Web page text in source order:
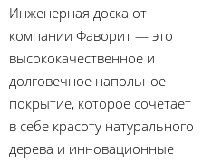
Инженерная доска от
компании Фаворит — это
высококачественное и
долговечное напольное
покрытие, которое сочетает
в себе красоту натурального
дерева и инновационные